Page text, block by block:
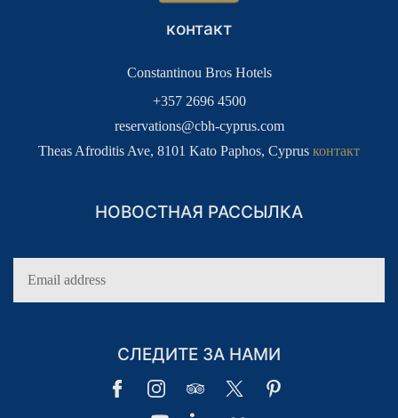
контакт
Constantinou Bros Hotels
+357 2696 4500
reservations@cbh-cyprus.com
Theas Afroditis Ave, 8101 Kato Paphos, Cyprus контакт
НОВОСТНАЯ РАССЫЛКА
СЛЕДИТЕ ЗА НАМИ